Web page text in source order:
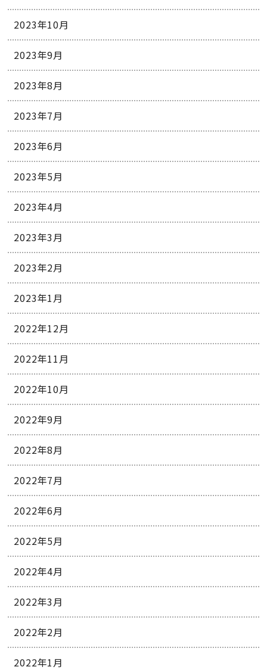
2023年10月
2023年9月
2023年8月
2023年7月
2023年6月
2023年5月
2023年4月
2023年3月
2023年2月
2023年1月
2022年12月
2022年11月
2022年10月
2022年9月
2022年8月
2022年7月
2022年6月
2022年5月
2022年4月
2022年3月
2022年2月
2022年1月